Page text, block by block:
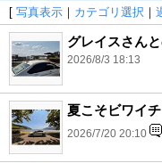
[ 写真表示 ｜ カテゴリ選択 ｜
グレイスさん
2026/8/3 18:13
夏こそビワイチ
2026/7/20 20:10